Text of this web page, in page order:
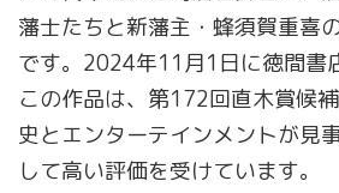
藩士たちと新藩主・蜂須賀重喜
です。2024年11月1日に徳間書
この作品は、第172回直木賞候
史とエンターテインメントが見
して高い評価を受けています。